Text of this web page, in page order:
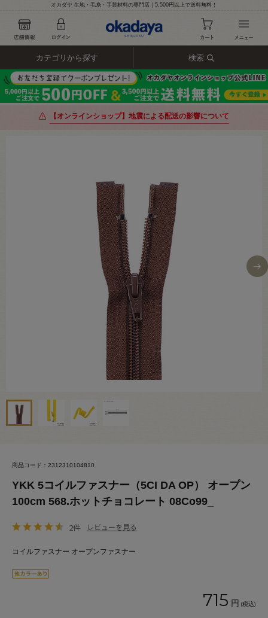
オカダヤ 生地・毛糸・手芸材料の専門店｜5,500円以上で送料無料！
カテゴリから探す 検索
【オンラインショップ】地震による配送の影響について
商品コード：2312310104810
YKK 5コイルファスナー（5CI DA OP） オープン
100cm 568.ホットチョコレート 08Co99_
2件 レビューを見る
コイルファスナー オープンファスナー
715 円 (税込)